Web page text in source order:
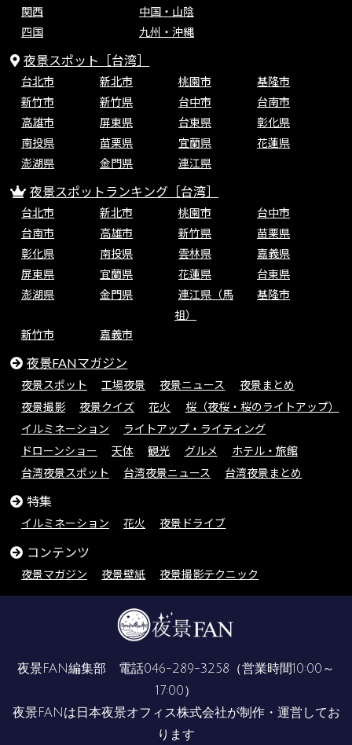
関西
中国・山陰
四国
九州・沖縄
夜景スポット［台湾］
台北市 新北市 桃園市
基隆市
新竹市
新竹県 台中市
台南市
高雄市
屏東県 台東県
彰化県
南投県
苗栗県 宜蘭県
花蓮県
澎湖県
金門県 連江県
夜景スポットランキング［台湾］
台北市 新北市 桃園市
台中市
台南市
高雄市 新竹県
苗栗県
彰化県
南投県 雲林県
嘉義県
屏東県
宜蘭県 花蓮県
台東県
澎湖県
金門県
連江県（馬
祖）
基隆市
新竹市 嘉義市
夜景FANマガジン
夜景スポット 工場夜景 夜景ニュース
夜景まとめ
夜景撮影
夜景クイズ 花火
桜（夜桜・桜のライトアップ）
イルミネーション
ライトアップ・ライティング
ドローンショー
天体 観光 グルメ
ホテル・旅館
台湾夜景スポット
台湾夜景ニュース 台湾夜景まとめ
特集
イルミネーション 花火 夜景ドライブ
コンテンツ
夜景マガジン 夜景壁紙 夜景撮影テクニック
夜景FAN編集部 電話046-289-3258 （営業時間10:00～
17:00）
夜景FANは 日本夜景オフィス株式会社が制作・運営してお
ります